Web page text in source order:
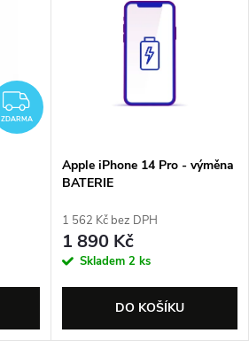
ZDARMA
ZDARMA
Apple iPhone 14 Pro - výměna
BATERIE
1 562 Kč bez DPH
1 890 Kč
Skladem 2 ks
DO KOŠÍKU